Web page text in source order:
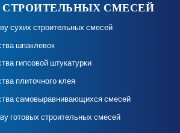
СТРОИТЕЛЬНЫХ СМЕСЕЙ
сухих строительных смесей
шпаклевок
гипсовой штукатурки
плиточного клея
самовыравнивающихся смесей
готовых строительных смесей